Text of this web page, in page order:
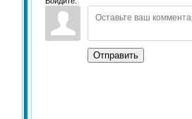
Отправить